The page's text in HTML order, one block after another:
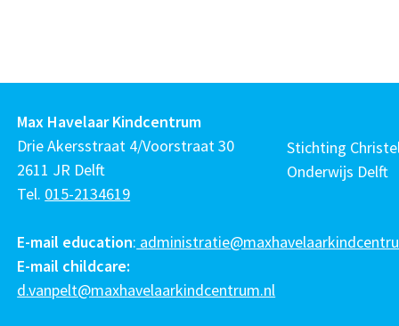
Max Havelaar Kindcentrum
Drie Akersstraat 4/Voorstraat 30
2611 JR Delft
Tel. 015-2134619
E-mail education:
E-mail childcare:
d.vanpelt@maxhavelaarkindcentrum.nl
Stichting
Onderwijs Delft